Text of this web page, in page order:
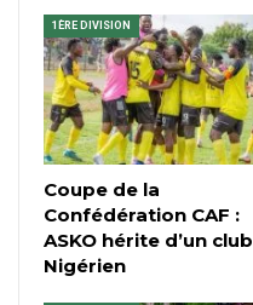
1ÈRE DIVISION
Coupe de la
Confédération CAF :
ASKO hérite d’un club
Nigérien